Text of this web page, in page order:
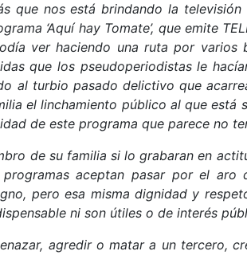
que nos está brindando la televisión
‘Aquí hay Tomate’, que emite
ver haciendo una ruta por varios
que los pseudoperiodistas le
al turbio pasado delictivo que
el linchamiento público al que está
de este programa que parece no
de su familia si lo grabaran en
aceptan pasar por el
pero esa misma dignidad y
ni son útiles o de interés
agredir o matar a un tercero,